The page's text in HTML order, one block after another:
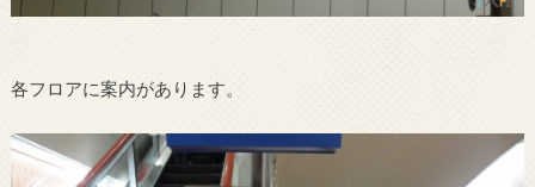
各フロアに案内があります。